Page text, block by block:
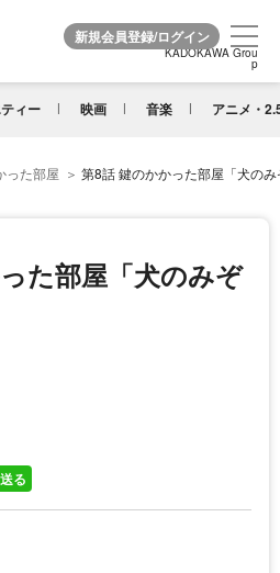
KADOKAWA Grou
p
ィー 映画 音楽 アニメ・
KADOKAWA Grou
p
った部屋 第8話 鍵のかかった部屋「犬の
た部屋「犬のみぞ
送る